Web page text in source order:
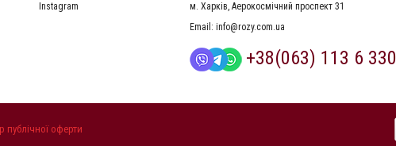
Instagram
м. Харків, Аерокосмічний проспект 31
Email: info@rozy.com.ua
+38(063) 113 6 330
публічної оферти